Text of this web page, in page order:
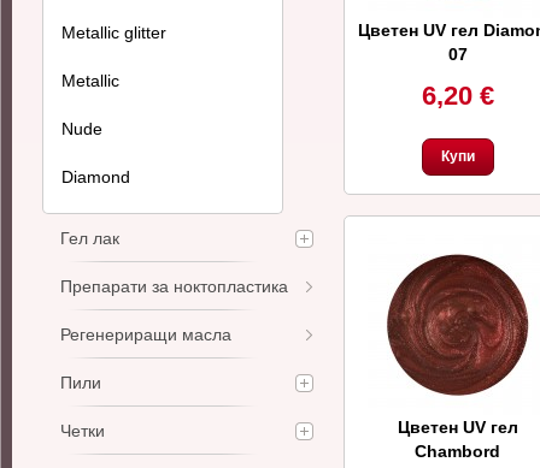
Цветен UV гел
07
6,20 €
Купи
Цветен UV гел
Chambord
Metallic glitter
Metallic
Nude
Diamond
Гел лак
Препарати за ноктопластика
Регенериращи масла
Пили
Четки